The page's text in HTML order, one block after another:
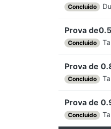
Concluido
Prova
Concluido
Prova de
Concluido
Prova de
Concluido